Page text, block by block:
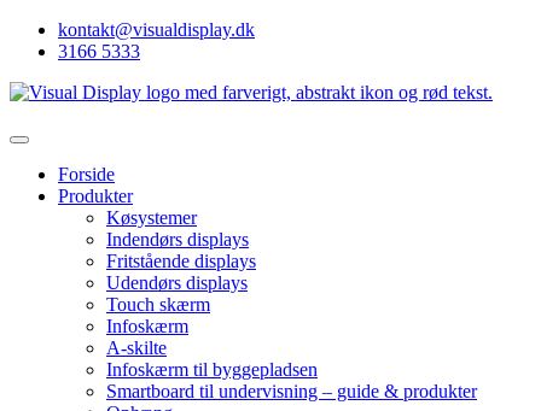
kontakt@visualdisplay.dk
3166 5333
Forside
Produkter
Køsystemer
Indendørs displays
Fritstående displays
Udendørs displays
Touch skærm
Infoskærm
A-skilte
Infoskærm til byggepladsen
Smartboard til undervisning – guide & produkter